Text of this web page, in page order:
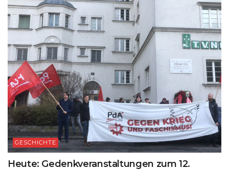
GESCHICHTE
Heute: Gedenkveranstaltungen zum 12.